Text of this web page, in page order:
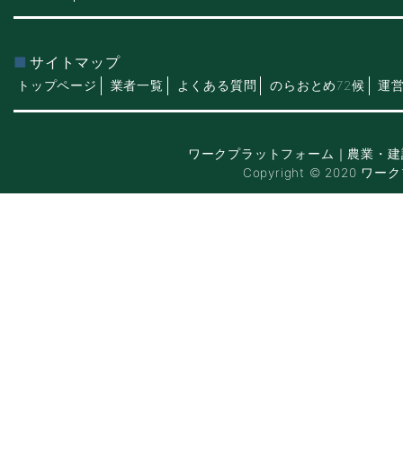
サイトマップ
トップページ 業者一覧 よくある質問 のらおとめ72候 運
ワークプラットフォーム｜農業・
Copyright © 2020 ワーク